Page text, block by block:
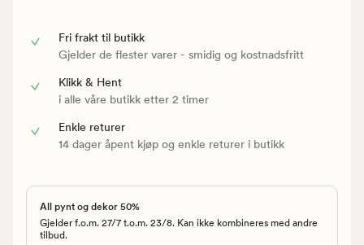
Fri frakt til butikk
Gjelder de flester varer - smidig og kostnadsfritt
Klikk & Hent
i alle våre butikk etter 2 timer
Enkle returer
14 dager åpent kjøp og enkle returer i butikk
All pynt og dekor 50%
Gjelder f.o.m. 27/7 t.o.m. 23/8. Kan ikke kombineres med andre
tilbud.